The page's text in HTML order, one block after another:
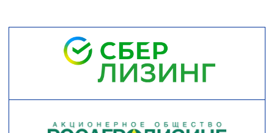
Мы имеем свою сервисную службу, благодаря
которой можем самостоятельно проводить
пусконаладочные и ремонтные работы,
обеспечивая клиентам гарантийное и
постгарантийное обслуживание.